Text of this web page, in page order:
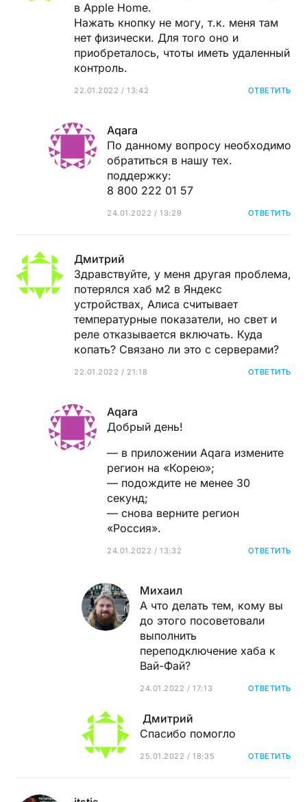
в Apple Home.
Нажать кнопку не могу, т.к. меня там
нет физически. Для того оно и
приобреталось, чтоты иметь удаленный
контроль.
22.01.2022 / 13:42 ОТВЕТИТЬ
Aqara
По данному вопросу необходимо
обратиться в нашу тех.
поддержку:
8 800 222 01 57
24.01.2022 / 13:29 ОТВЕТИТЬ
Дмитрий
Здравствуйте, у меня другая проблема,
потерялся хаб м2 в Яндекс
устройствах, Алиса считывает
температурные показатели, но свет и
реле отказывается включать. Куда
копать? Связано ли это с серверами?
22.01.2022 / 21:18 ОТВЕТИТЬ
Aqara
Добрый день!
— в приложении Aqara измените
регион на «Корею»;
— подождите не менее 30
секунд;
— снова верните регион
«Россия».
24.01.2022 / 13:32 ОТВЕТИТЬ
Михаил
А что делать тем, кому вы
до этого посоветовали
выполнить
переподключение хаба к
Вай-Фай?
24.01.2022 / 17:13 ОТВЕТИТЬ
Дмитрий
Спасибо помогло
25.01.2022 / 18:35 ОТВЕТИТЬ